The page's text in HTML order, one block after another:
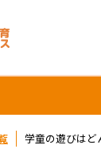
学童の遊びは